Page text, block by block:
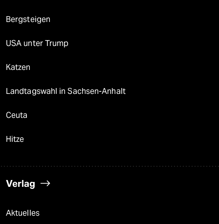
Bergsteigen
USA unter Trump
Katzen
Landtagswahl in Sachsen-Anhalt
Ceuta
Hitze
Verlag
Aktuelles